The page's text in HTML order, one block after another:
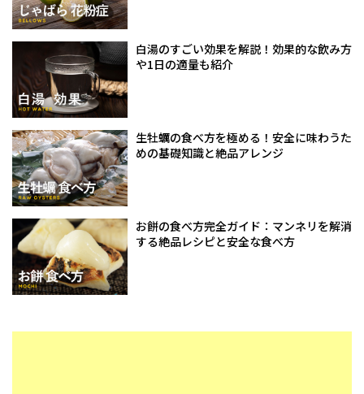
白湯のすごい効果を解説！効果的な飲み方
や1日の適量も紹介
生牡蠣の食べ方を極める！安全に味わうた
めの基礎知識と絶品アレンジ
お餅の食べ方完全ガイド：マンネリを解消
する絶品レシピと安全な食べ方